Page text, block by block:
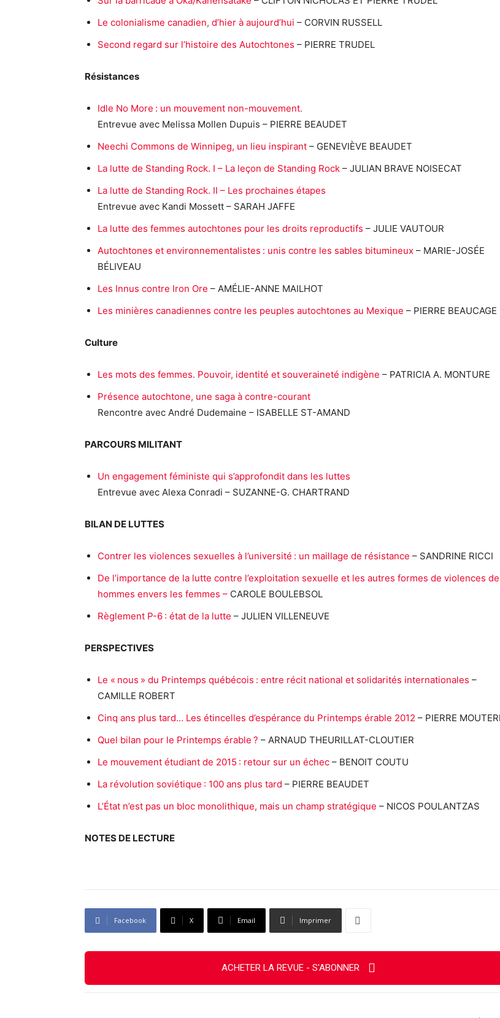
Le colonialisme canadien, d’hier à aujourd’hui – CORVIN RUSSELL
Second regard sur l’histoire des Autochtones – PIERRE TRUDEL
Résistances
Idle No More : un mouvement non-mouvement.
Entrevue avec Melissa Mollen Dupuis – PIERRE BEAUDET
Neechi Commons de Winnipeg, un lieu inspirant – GENEVIÈVE BEAUDET
La lutte de Standing Rock. I – La leçon de Standing Rock – JULIAN BRAVE NOISECAT
La lutte de Standing Rock. II – Les prochaines étapes
Entrevue avec Kandi Mossett – SARAH JAFFE
La lutte des femmes autochtones pour les droits reproductifs – JULIE VAUTOUR
Autochtones et environnementalistes : unis contre les sables bitumineux – MARIE-JOSÉE
BÉLIVEAU
Les Innus contre Iron Ore – AMÉLIE-ANNE MAILHOT
Les minières canadiennes contre les peuples autochtones au Mexique – PIERRE BEAUCAGE
Culture
Les mots des femmes. Pouvoir, identité et souveraineté indigène – PATRICIA A. MONTURE
Présence autochtone, une saga à contre-courant
Rencontre avec André Dudemaine – ISABELLE ST-AMAND
PARCOURS MILITANT
Un engagement féministe qui s’approfondit dans les luttes
Entrevue avec Alexa Conradi – SUZANNE-G. CHARTRAND
BILAN DE LUTTES
Contrer les violences sexuelles à l’université : un maillage de résistance – SANDRINE RICCI
De l’importance de la lutte contre l’exploitation sexuelle et les autres formes de violences
hommes envers les femmes – CAROLE BOULEBSOL
Règlement P-6 : état de la lutte – JULIEN VILLENEUVE
PERSPECTIVES
Le « nous » du Printemps québécois : entre récit national et solidarités internationales –
CAMILLE ROBERT
Cinq ans plus tard… Les étincelles d’espérance du Printemps érable 2012 – PIERRE
Quel bilan pour le Printemps érable ? – ARNAUD THEURILLAT-CLOUTIER
Le mouvement étudiant de 2015 : retour sur un échec – BENOIT COUTU
La révolution soviétique : 100 ans plus tard – PIERRE BEAUDET
L’État n’est pas un bloc monolithique, mais un champ stratégique – NICOS POULANTZAS
NOTES DE LECTURE
Facebook X Email Imprimer
ACHETER LA REVUE - S'ABONNER